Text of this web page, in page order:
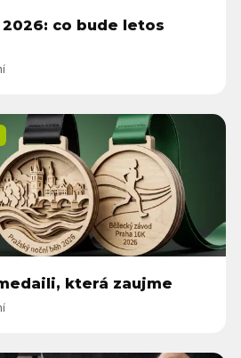
co bude letos
která zaujme